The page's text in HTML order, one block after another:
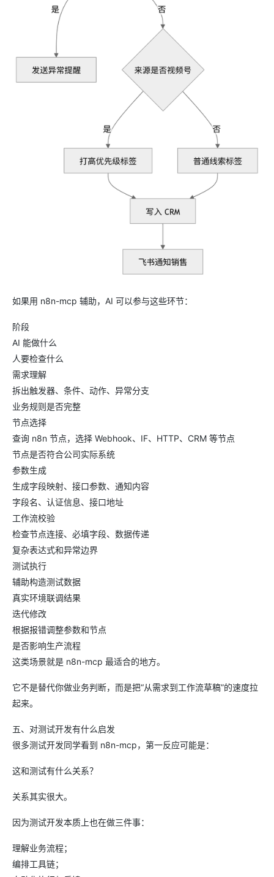
如果用 n8n-mcp 辅助，AI 可以参与这些环节：
阶段
AI 能做什么
人要检查什么
需求理解
拆出触发器、条件、动作、异常分支
业务规则是否完整
节点选择
查询 n8n 节点，选择 Webhook、IF、HTTP、CRM 等节点
节点是否符合公司实际系统
参数生成
生成字段映射、接口参数、通知内容
字段名、认证信息、接口地址
工作流校验
检查节点连接、必填字段、数据传递
复杂表达式和异常边界
测试执行
辅助构造测试数据
真实环境联调结果
迭代修改
根据报错调整参数和节点
是否影响生产流程
这类场景就是 n8n-mcp 最适合的地方。
它不是替代你做业务判断，而是把“从需求到工作流草稿”的速度拉
起来。
五、对测试开发有什么启发
很多测试开发同学看到 n8n-mcp，第一反应可能是：
这和测试有什么关系？
关系其实很大。
因为测试开发本质上也在做三件事：
理解业务流程；
编排工具链；